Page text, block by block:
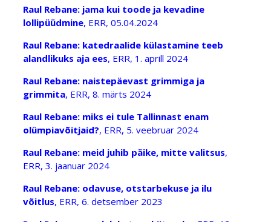
Raul Rebane: jama kui toode ja kevadine
lollipüüdmine, ERR, 05.04.2024
Raul Rebane: katedraalide külastamine teeb
alandlikuks aja ees, ERR, 1. aprill 2024
Raul Rebane: naistepäevast grimmiga ja
grimmita, ERR, 8. märts 2024
Raul Rebane: miks ei tule Tallinnast enam
olümpiavõitjaid?, ERR, 5. veebruar 2024
Raul Rebane: meid juhib päike, mitte valitsus,
ERR, 3. jaanuar 2024
Raul Rebane: odavuse, otstarbekuse ja ilu
võitlus, ERR, 6. detsember 2023